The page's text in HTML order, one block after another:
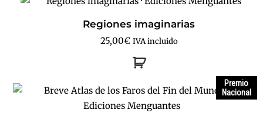
Regiones imaginarias
25,00€ IVA incluido
Premio
Nacional